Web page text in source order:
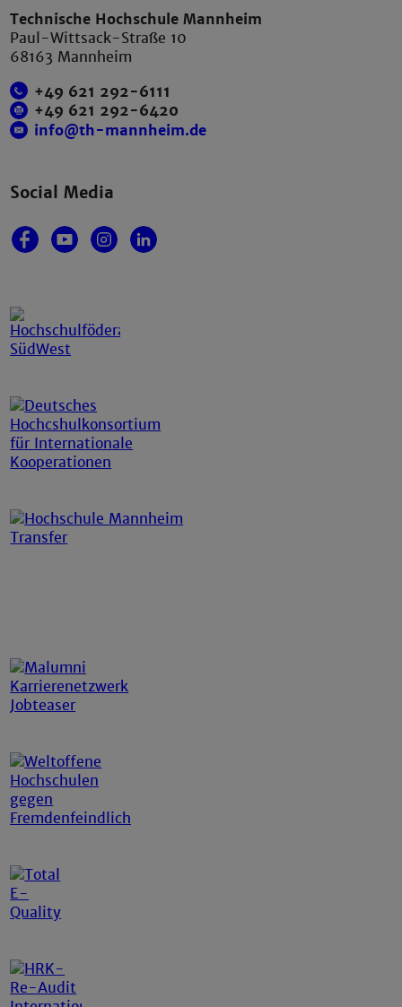
Technische Hochschule Mannheim
Paul-Wittsack-Straße 10
68163 Mannheim
+49 621 292-6111
+49 621 292-6420
info@th-mannheim.de
Social Media